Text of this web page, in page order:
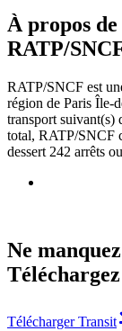
À propos
RATP/
RATP/SNCF est
région de Paris Île-
transport suivant(s)
total, RATP/SNCF
dessert 242 arrêts
Ne
Télécharger Transit